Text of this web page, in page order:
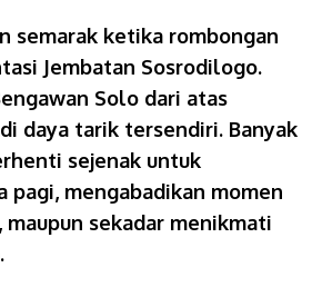
semarak ketika rombongan
Jembatan Sosrodilogo.
Solo dari atas
daya tarik tersendiri. Banyak
sejenak untuk
pagi, mengabadikan momen
sekadar menikmati